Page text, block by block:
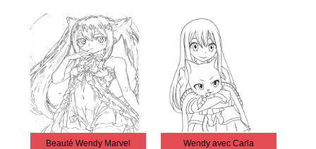
Beauté Wendy Marvel Wendy avec Carla